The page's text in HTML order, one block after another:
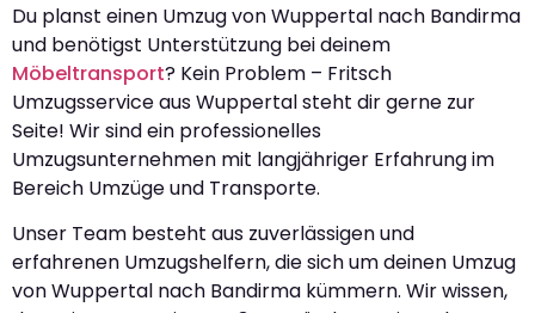
Du planst einen Umzug von Wuppertal nach Bandirma
und benötigst Unterstützung bei deinem
Möbeltransport? Kein Problem – Fritsch
Umzugsservice aus Wuppertal steht dir gerne zur
Seite! Wir sind ein professionelles
Umzugsunternehmen mit langjähriger Erfahrung im
Bereich Umzüge und Transporte.
Unser Team besteht aus zuverlässigen und
erfahrenen Umzugshelfern, die sich um deinen Umzug
von Wuppertal nach Bandirma kümmern. Wir wissen,